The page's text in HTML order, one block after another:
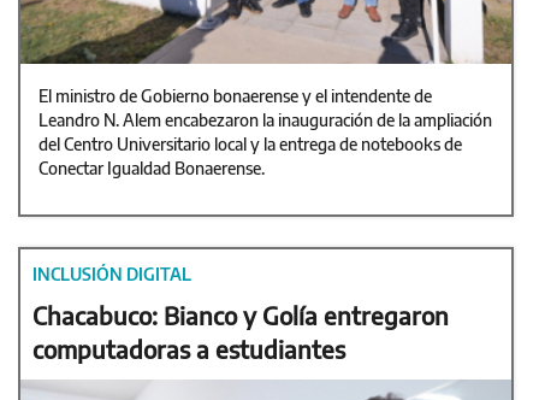
El ministro de Gobierno bonaerense y el intendente de
Leandro N. Alem encabezaron la inauguración de la ampliación
del Centro Universitario local y la entrega de notebooks de
Conectar Igualdad Bonaerense.
INCLUSIÓN DIGITAL
Chacabuco: Bianco y Golía entregaron
computadoras a estudiantes